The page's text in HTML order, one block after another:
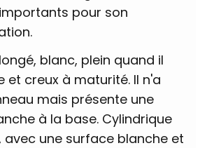
pour son
blanc, plein quand il
et creux à maturité. Il n'a
mais présente une
à la base. Cylindrique
avec une surface blanche et